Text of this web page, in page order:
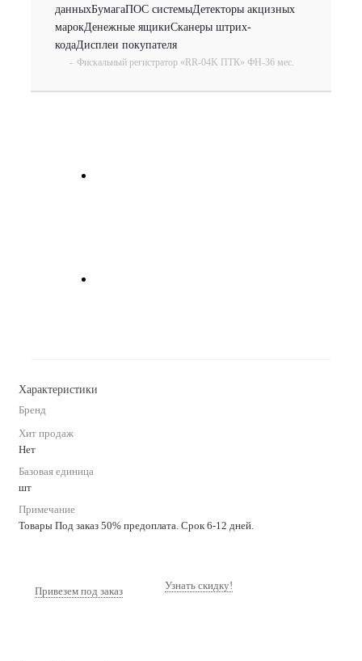
данныхБумагаПОС системыДетекторы акцизных
марокДенежные ящикиСканеры штрих-
кодаДисплеи покупателя
- Фискальный регистратор «RR-04K ПТК» ФН-36 мес.
Характеристики
Бренд
Хит продаж
Нет
Базовая единица
шт
Примечание
Товары Под заказ 50% предоплата. Срок 6-12 дней.
Привезем под заказ Узнать скидку!